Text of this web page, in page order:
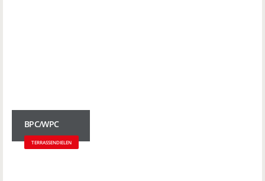
BPC/WPC
TERRASSENDIELEN